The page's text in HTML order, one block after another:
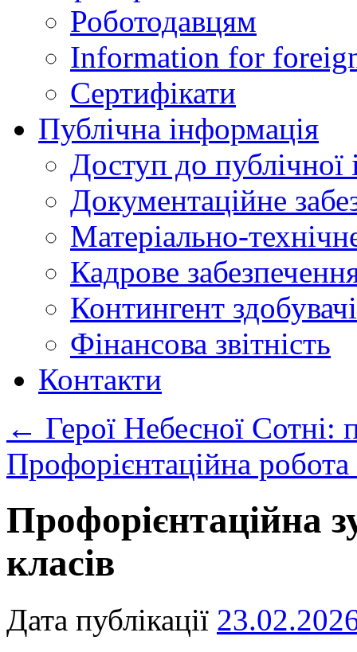
Роботодавцям
Information for
Сертифікати
Публічна інформація
Доступ до публічної
Документаційне
Матеріально-
Кадрове
Контингент
Фінансова звітність
Контакти
← Герої Небесної
Профорієнтаційна робота
Профорієнтаційна
класів
Дата публікації